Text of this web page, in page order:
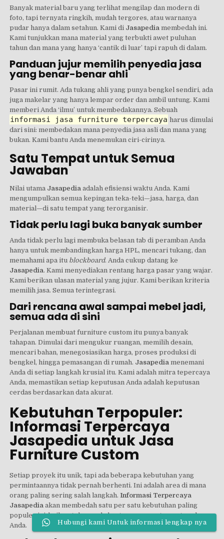
Banyak material baru yang terlihat mengilap dan modern di
foto, tapi ternyata ringkih, mudah tergores, atau warnanya
pudar hanya dalam setahun. Kami di Jasapedia membedah ini.
Kami tunjukkan mana material yang terbukti awet puluhan
tahun dan mana yang hanya ‘cantik di luar’ tapi rapuh di dalam.
Panduan jujur memilih penyedia jasa
yang benar-benar ahli
Pasar ini rumit. Ada tukang ahli yang punya bengkel sendiri, ada
juga makelar yang hanya lempar order dan ambil untung. Kami
memberi Anda ‘ilmu’ untuk membedakannya. Sebuah
informasi jasa furniture terpercaya harus dimulai
dari sini: membedakan mana penyedia jasa asli dan mana yang
bukan. Kami bantu Anda menemukan ciri-cirinya.
Satu Tempat untuk Semua
Jawaban
Nilai utama Jasapedia adalah efisiensi waktu Anda. Kami
mengumpulkan semua kepingan teka-teki—jasa, harga, dan
material—di satu tempat yang terorganisir.
Tidak perlu lagi buka banyak sumber
Anda tidak perlu lagi membuka belasan tab di peramban Anda
hanya untuk membandingkan harga HPL, mencari tukang, dan
memahami apa itu blockboard. Anda cukup datang ke
Jasapedia. Kami menyediakan rentang harga pasar yang wajar.
Kami berikan ulasan material yang jujur. Kami berikan kriteria
memilih jasa. Semua terintegrasi.
Dari rencana awal sampai mebel jadi,
semua ada di sini
Perjalanan membuat furniture custom itu punya banyak
tahapan. Dimulai dari mengukur ruangan, memilih desain,
mencari bahan, menegosiasikan harga, proses produksi di
bengkel, hingga pemasangan di rumah. Jasapedia menemani
Anda di setiap langkah krusial itu. Kami adalah mitra tepercaya
Anda, memastikan setiap keputusan Anda adalah keputusan
cerdas berdasarkan data akurat.
Kebutuhan Terpopuler:
Informasi Terpercaya
Jasapedia untuk Jasa
Furniture Custom
Setiap proyek itu unik, tapi ada beberapa kebutuhan yang
permintaannya tidak pernah berhenti. Ini adalah area di mana
orang paling sering salah langkah.Informasi Terpercaya
Jasapedia akan membedah satu per satu kebutuhan paling
populer ini, baik untuk rumah, kantor, maupun tempat usaha
Anda.
Hubungi kami Untuk informasi lengkap nya